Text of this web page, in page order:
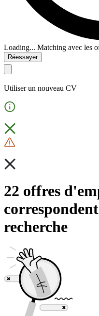
Loading... Matching avec les
Réessayer
Utiliser un nouveau CV
22 offres
recherche